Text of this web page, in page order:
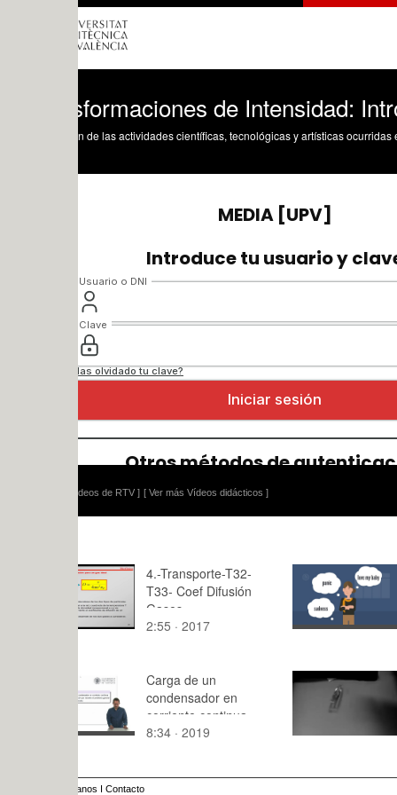
de Intensidad: Intro
de las actividades científicas, tecnológicas y artísticas ocurridas en los tres
[ Ver más Vídeos didácticos ]
4.-Transporte-T32-
T33- Coef Difusión
Gases
2:55 · 2017
MD.
feelings
1:54 · 2022
Carga de un
condensador en
corriente continua
8:34 · 2019
Celta a
0:28 · 2014